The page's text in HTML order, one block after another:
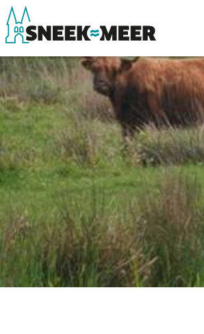
Entdecken Sie Sneek
Informationen
Sneek besuchen
Highlights
Sehenswürdigkeiten